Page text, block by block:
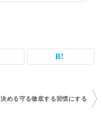
決める守る徹底する習慣にする